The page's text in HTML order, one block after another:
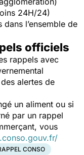
24H/24)
l’ensemble de
officiels
rappels avec
alertes de
un aliment ou si
par un rappel
vous
CONSO